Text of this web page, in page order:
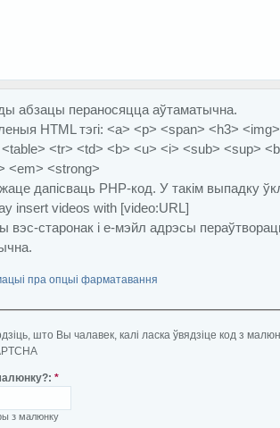
абзацы пераносяцца аўтаматычна.
HTML тэгі: <a> <p> <span> <h3>
<tr> <td> <b> <u> <i> <sub> <sup>
<em> <strong>
дапісваць PHP-код. У такім выпадку
insert videos with [video:URL]
вэс-старонак і е-мэйл адрэсы
пра опцыі фарматавання
што Вы чалавек, калі ласка ўвядзіце код з
: *
з малюнку